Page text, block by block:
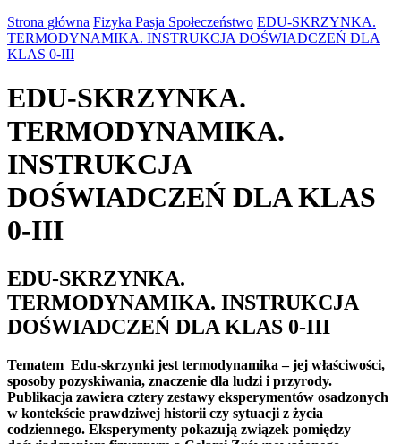
Strona główna Fizyka Pasja Społeczeństwo EDU-SKRZYNKA.
TERMODYNAMIKA. INSTRUKCJA DOŚWIADCZEŃ DLA
KLAS 0-III
EDU-SKRZYNKA.
TERMODYNAMIKA.
INSTRUKCJA
DOŚWIADCZEŃ DLA KLAS
0-III
EDU-SKRZYNKA.
TERMODYNAMIKA. INSTRUKCJA
DOŚWIADCZEŃ DLA KLAS 0-III
Tematem Edu-skrzynki jest termodynamika – jej właściwości,
sposoby pozyskiwania, znaczenie dla ludzi i przyrody.
Publikacja zawiera cztery zestawy eksperymentów osadzonych
w kontekście prawdziwej historii czy sytuacji z życia
codziennego. Eksperymenty pokazują związek pomiędzy